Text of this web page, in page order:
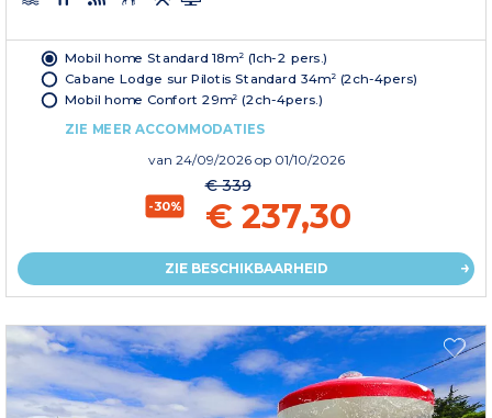
Mobil home Standard 18m² (1ch-2 pers.)
Cabane Lodge sur Pilotis Standard 34m² (2ch-4pers)
Mobil home Confort 29m² (2ch-4pers.)
ZIE MEER ACCOMMODATIES
van 24/09/2026 op 01/10/2026
-30%
€ 339
€ 237,30
ZIE BESCHIKBAARHEID